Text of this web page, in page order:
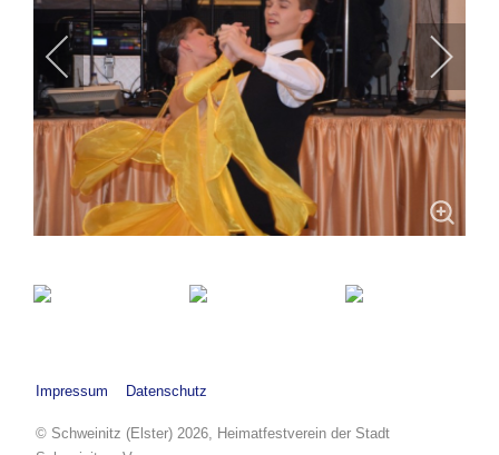
Impressum Datenschutz
© Schweinitz (Elster) 2026, Heimatfestverein der Stadt